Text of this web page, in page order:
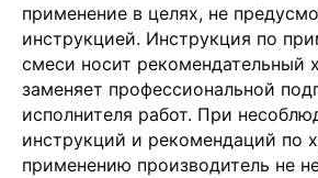
применение в целях, не
инструкцией. Инструкция по
смеси носит рекомендательный
заменяет профессиональной
исполнителя работ. При
инструкций и рекомендаций по
применению производитель не